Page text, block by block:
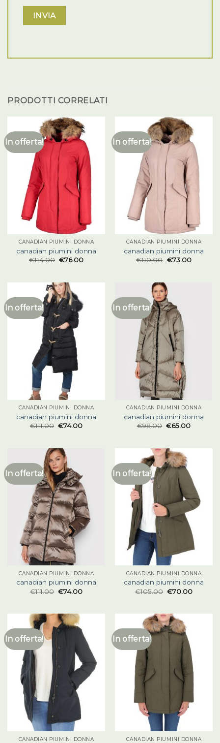
PRODOTTI CORRELATI
In offerta!
CANADIAN PIUMINI DONNA
canadian piumini donna
€114.00 €76.00
In offerta!
CANADIAN PIUMINI DONNA
canadian piumini donna
€110.00 €73.00
In offerta!
CANADIAN PIUMINI DONNA
canadian piumini donna
€111.00 €74.00
In offerta!
CANADIAN PIUMINI DONNA
canadian piumini donna
€98.00 €65.00
In offerta!
CANADIAN PIUMINI DONNA
canadian piumini donna
€111.00 €74.00
In offerta!
CANADIAN PIUMINI DONNA
canadian piumini donna
€105.00 €70.00
In offerta!
CANADIAN PIUMINI DONNA
In offerta!
CANADIAN PIUMINI DONNA